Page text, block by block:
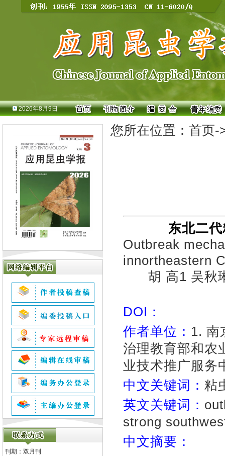
2026年8月9日
刊期：双月刊
您所在位置： 首页-
东北二
Outbreak
innortheastern
胡 高1 吴秋
DOI：
作者单位： 1. 南
治理教育部和农
业技术推广服务
中文关键词： 粘
英文关键词：
strong
中文摘要：